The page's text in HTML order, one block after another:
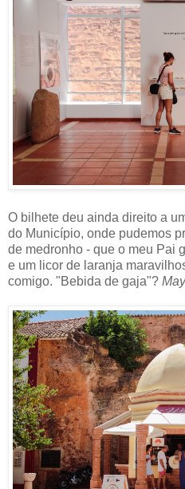
O bilhete deu ainda direito a
do Município, onde pudemos
de medronho - que o meu Pai
e um licor de laranja
comigo. "Bebida de gaja"?